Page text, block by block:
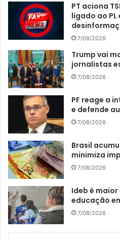
PT aciona
ligado ao PL
7/08/2026
Trump vai
jornalistas
7/08/2026
PF reage a
e defende
7/08/2026
Brasil
minimiza
7/08/2026
Ideb é
educação
7/08/2026